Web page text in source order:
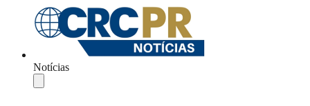
Notícias
Compartilhar